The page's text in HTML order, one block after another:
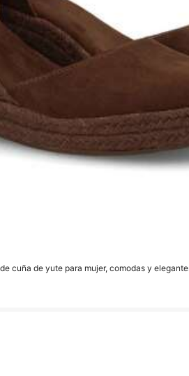
cuña de yute para mujer, comodas y